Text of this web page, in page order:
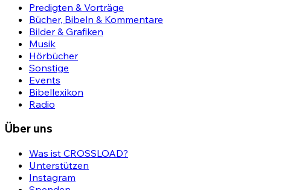
Predigten & Vorträge
Bücher, Bibeln & Kommentare
Bilder & Grafiken
Musik
Hörbücher
Sonstige
Events
Bibellexikon
Radio
Über uns
Was ist CROSSLOAD?
Unterstützen
Instagram